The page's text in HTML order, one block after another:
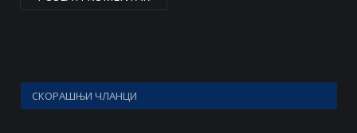
СКОРАШЊИ ЧЛАНЦИ